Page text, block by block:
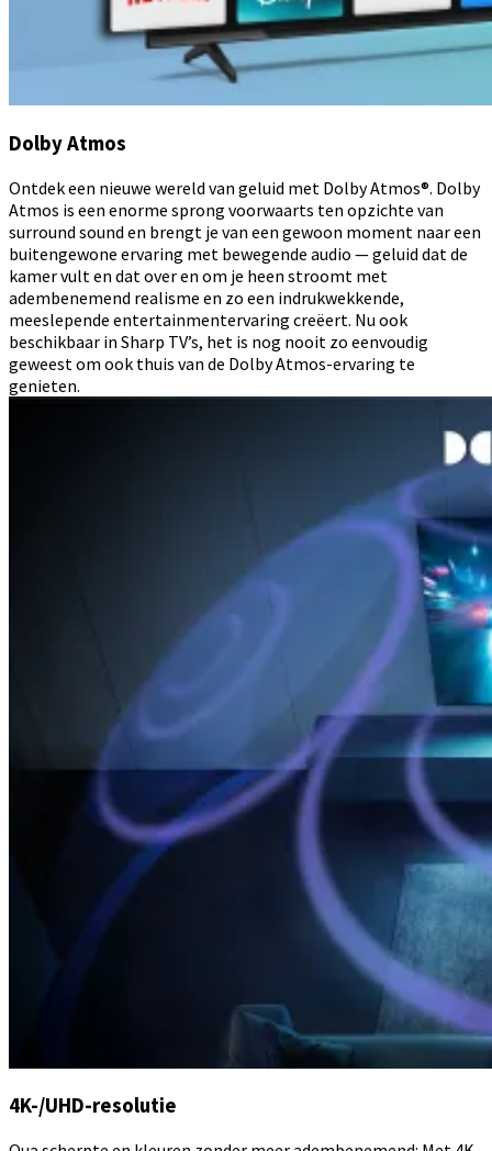
Dolby Atmos
Ontdek een nieuwe wereld van geluid met Dolby Atmos®. Dolby
Atmos is een enorme sprong voorwaarts ten opzichte van
surround sound en brengt je van een gewoon moment naar een
buitengewone ervaring met bewegende audio — geluid dat de
kamer vult en dat over en om je heen stroomt met
adembenemend realisme en zo een indrukwekkende,
meeslepende entertainmentervaring creëert. Nu ook
beschikbaar in Sharp TV’s, het is nog nooit zo eenvoudig
geweest om ook thuis van de Dolby Atmos-ervaring te
genieten.
4K-/UHD-resolutie